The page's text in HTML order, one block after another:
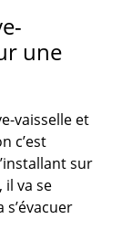
une
vaisselle et
c’est
sur
il va se